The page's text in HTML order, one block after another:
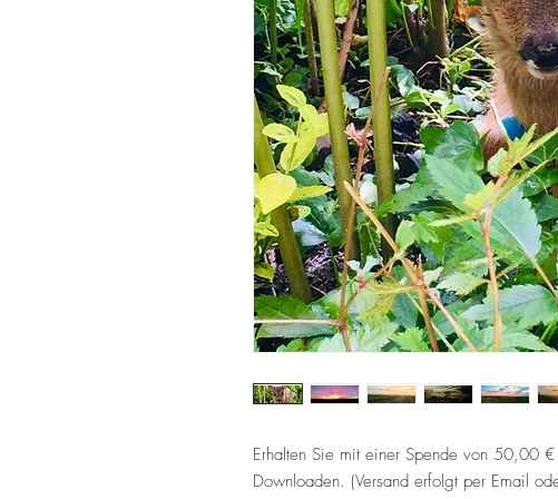
Erhalten Sie mit einer Spende von 50,00
Downloaden. (Versand erfolgt per Email